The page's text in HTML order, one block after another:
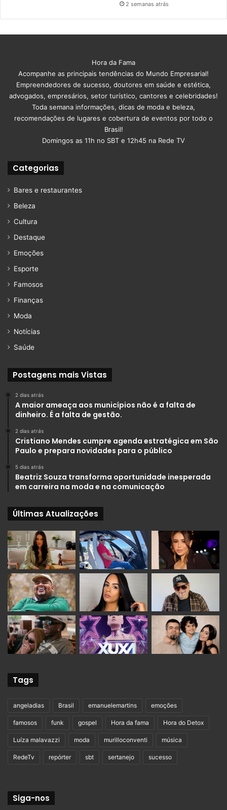
2 semanas atrás
Hora da Fama
Acompanhe as principais tendências do Mundo Empresarial!
Empreendedores de sucesso, doutores em saúde e estética,
advogados, empresários, setor turístico, cantores e celebridades!
Toda semana informações, dicas de moda e beleza,
recomendações de lugares e cobertura de eventos por todo o
Brasil!
Domingos as 11h no SBT e 12h45 na Rede TV
Categorias
Bares e restaurantes
Beleza
Cultura
Destaque
Emoções
Esporte
Famosos
Finanças
Moda
Notícias
Saúde
Postagens mais Vistas
2 dias atrás
A maior ameaça aos municípios não é a falta de
dinheiro. É a falta de gestão.
2 dias atrás
Cristiano Mendes cumpre agenda estratégica em São
Paulo e prepara novidades para o público
5 dias atrás
Beatriz Souza transforma oportunidade inesperada
em carreira na moda e na comunicação
Últimas Atualizações
Tags
angeladias Brasil emanuelemartins emoções
famosos funk gospel Hora da fama Hora do Detox
Luíza malavazzi moda murilloconventi música
RedeTv repórter sbt sertanejo sucesso
Siga-nos